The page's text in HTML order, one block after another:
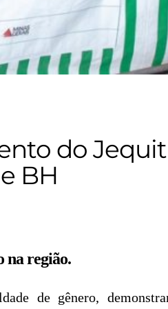
do
BH
na região.
de gênero,